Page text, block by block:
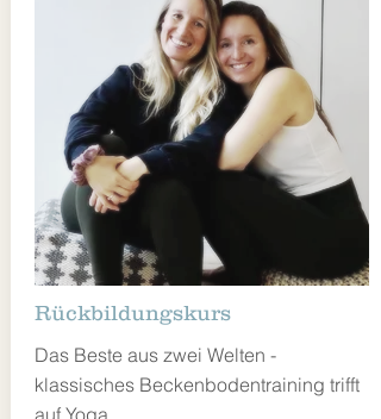
Rückbildungskurs
Das Beste aus zwei Welten -
klassisches Beckenbodentraining trifft
auf Yoga